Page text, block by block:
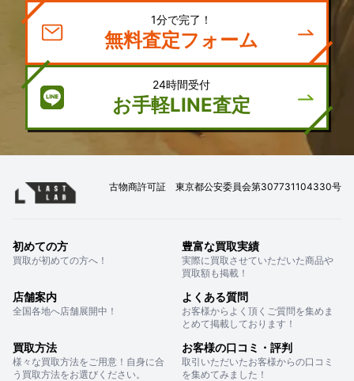
1分で完了！
無料査定フォーム
24時間受付
お手軽LINE査定
古物商許可証 東京都公安委員会第307731104330号
初めての方
買取が初めての方へ！
豊富な買取実績
実際に買取させていただいた商品や
買取額も掲載！
店舗案内
全国各地へ店舗展開中！
よくある質問
お客様からよく頂くご質問を集めま
とめて掲載しております！
買取方法
様々な買取方法をご用意！自身に合
う買取方法をお選びください。
お客様の口コミ・評判
取引いただいたお客様からの口コミ
を集めてみました！